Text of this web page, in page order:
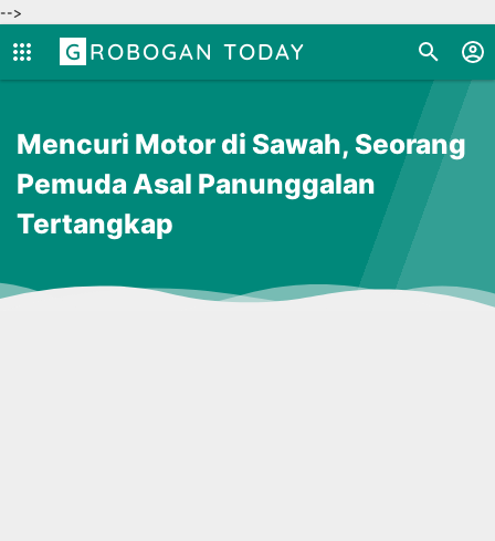
-->
GROBOGAN TODAY
Mencuri Motor di Sawah, Seorang
Pemuda Asal Panunggalan
Tertangkap